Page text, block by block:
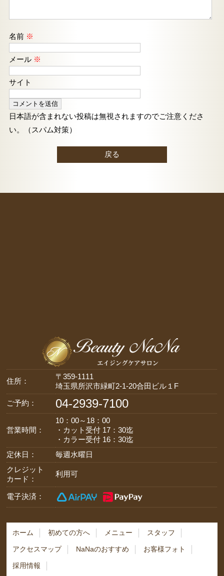
名前 ※
メール ※
サイト
日本語が含まれない投稿は無視されますのでご注意くださ
い。（スパム対策）
戻る
住所：
〒359-1111
埼玉県所沢市緑町2-1-20合田ビル１F
ご予約：
04-2939-7100
営業時間：
10：00～18：00
・カット受付 17：30迄
・カラー受付 16：30迄
定休日：
毎週水曜日
クレジット
カード：
利用可
電子決済：
ホーム 初めての方へ メニュー スタッフ
アクセスマップ NaNaのおすすめ お客様フォト
採用情報